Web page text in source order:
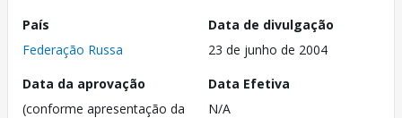
País
Federação Russa
Data de divulgação
23 de junho de 2004
Data da aprovação
(conforme apresentação da
Data Efetiva
N/A